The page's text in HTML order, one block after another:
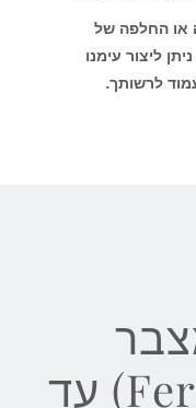
או החלפה של
ליצור עימנו
לפרארי (Ferrari) עד